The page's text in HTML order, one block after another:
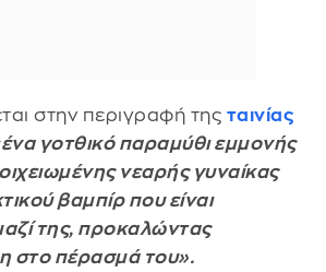
στην περιγραφή της ταινίας
γοτθικό παραμύθι εμμονής
νεαρής γυναίκας
βαμπίρ που είναι
της, προκαλώντας
στο πέρασμά του».